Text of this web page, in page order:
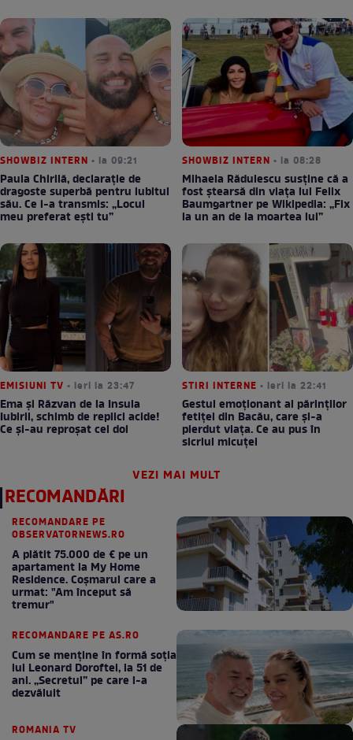
SHOWBIZ INTERN • la 09:21
Paula Chirilă, declarație de
dragoste superbă pentru iubitul
său. Ce i-a transmis: „Locul
meu preferat ești tu”
SHOWBIZ INTERN • la 08:28
Mihaela Rădulescu susține că a
fost ștearsă din viața lui Felix
Baumgartner pe Wikipedia: „Fix
la un an de la moartea lui”
EMISIUNI TV • ieri la 23:47
Ema și Răzvan de la Insula
Iubirii, schimb de replici acide!
Ce și-au reproșat cei doi
STIRI INTERNE • ieri la 22:41
Gestul emoționant al părinților
fetiței din Bacău, care și-a
pierdut viața. Ce au pus în
sicriul micuței
VEZI MAI MULT
RECOMANDĂRI
RECOMANDARE PE
OBSERVATORNEWS.RO
A plătit 75.000 de € pe un
apartament la My Home
Residence. Coşmarul care a
urmat: "Am început să
tremur"
RECOMANDARE PE AS.RO
Cum se menţine în formă soţia
lui Leonard Doroftei, la 51 de
ani. „Secretul” pe care l-a
dezvăluit
ROMANIA TV